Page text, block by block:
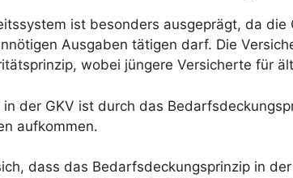
ist besonders ausgeprägt, da die
Ausgaben tätigen darf. Die
wobei jüngere Versicherte für
der GKV ist durch das
aufkommen.
dass das Bedarfsdeckungsprinzip in